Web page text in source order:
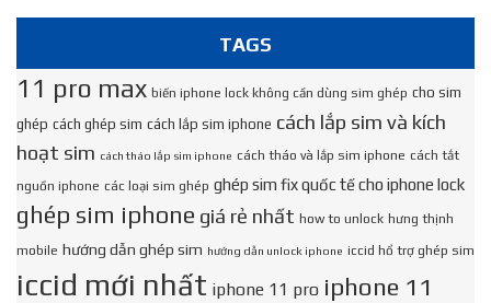
TAGS
11 pro max biến iphone lock không cần dùng sim ghép cho sim
ghép cách ghép sim cách lắp sim iphone cách lắp sim và kích
hoạt sim cách tháo lắp sim iphone cách tháo và lắp sim iphone cách tắt
nguồn iphone các loại sim ghép ghép sim fix quốc tế cho iphone lock
ghép sim iphone giá rẻ nhất how to unlock hưng thịnh
mobile hướng dẫn ghép sim hướng dẫn unlock iphone iccid hổ trợ ghép sim
iccid mới nhất iphone 11 pro iphone 11